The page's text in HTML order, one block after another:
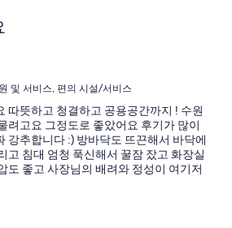
및 서비스, 편의 시설/서비스
따뜻하고 청결하고 공용공간까지 ! 수원
려고요 그정도로 좋았어요 후기가 많이
강추합니다 :) 방바닥도 뜨끈해서 바닥에
고 침대 엄청 푹신해서 꿀잠 잤고 화장실
도 좋고 사장님의 배려와 정성이 여기저